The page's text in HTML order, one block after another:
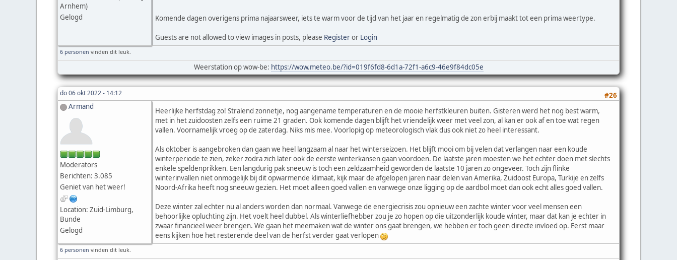
Arnhem)
Gelogd
Komende dagen overigens prima najaarsweer, iets te warm voor de tijd van het jaar en regelmatig de zon erbij maakt tot een prima weertype.
Guests are not allowed to view images in posts, please Registeror Login
6 personen vinden dit leuk.
Weerstation op wow-be: https://wow.meteo.be/?id=019f6fd8-6d1a-72f1-a6c9-46e9f84dc05e
do 06 okt 2022 - 14:12
#26
Armand
Moderators
Berichten: 3.085
Geniet van het weer!
Location: Zuid-Limburg,
Bunde
Gelogd
Heerlijke herfstdag zo! Stralend zonnetje, nog aangename temperaturen en de mooie herfstkleuren buiten. Gisteren werd het nog best warm,
met in het zuidoosten zelfs een ruime 21 graden. Ook komende dagen blijft het vriendelijk weer met veel zon, al kan er ook af en toe wat regen
vallen. Voornamelijk vroeg op de zaterdag. Niks mis mee. Voorlopig op meteorologisch vlak dus ook niet zo heel interessant.
Als oktober is aangebroken dan gaan we heel langzaam al naar het winterseizoen. Het blijft mooi om bij velen dat verlangen naar een koude
winterperiode te zien, zeker zodra zich later ook de eerste winterkansen gaan voordoen. De laatste jaren moesten we het echter doen met slechts
enkele speldenprikken. Een langdurig pak sneeuw is toch een zeldzaamheid geworden de laatste 10 jaren zo ongeveer. Toch zijn flinke
winterinvallen niet onmogelijk bij dit opwarmende klimaat, kijk maar de afgelopen jaren naar delen van Amerika, Zuidoost Europa, Turkije en zelfs
Noord-Afrika heeft nog sneeuw gezien. Het moet alleen goed vallen en vanwege onze ligging op de aardbol moet dan ook echt alles goed vallen.
Deze winter zal echter nu al anders worden dan normaal. Vanwege de energiecrisis zou opnieuw een zachte winter voor veel mensen een
behoorlijke opluchting zijn. Het voelt heel dubbel. Als winterliefhebber zou je zo hopen op die uitzonderlijk koude winter, maar dat kan je echter in
zwaar financieel weer brengen. We gaan het meemaken wat de winter ons gaat brengen, we hebben er toch geen directe invloed op. Eerst maar
eens kijken hoe het resterende deel van de herfst verder gaat verlopen
6 personen vinden dit leuk.